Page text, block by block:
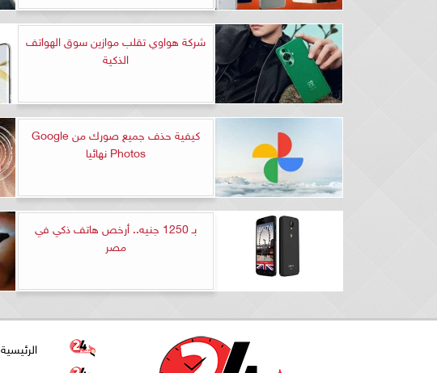
شركة هواوي تقلب موازين سوق الهواتف
الذكية
كيفية حذف جميع صورك من Google
Photos نهائيا
بـ 1250 جنيه.. أرخص هاتف ذكي في
مصر
الرئيسية